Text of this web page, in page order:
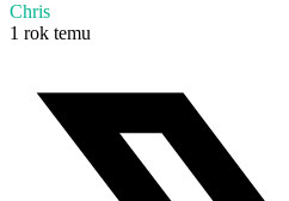
Chris
1 rok temu